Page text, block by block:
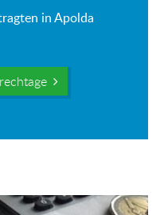
in Apolda